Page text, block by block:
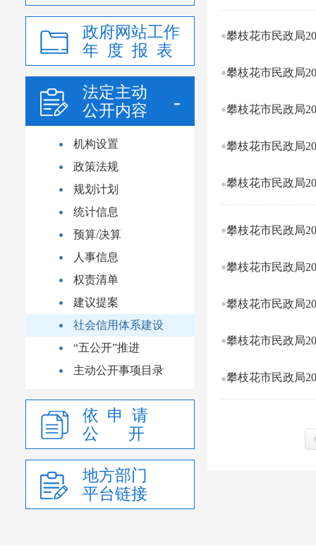
政府网站工作
年 度 报 表
法定主动
公开内容
机构设置
政策法规
规划计划
统计信息
预算/决算
人事信息
权责清单
建议提案
社会信用体系建设
“五公开”推进
主动公开事项目录
依 申 请
公 开
地方部门
平台链接
攀枝花市民政局
攀枝花市民政局
攀枝花市民政局
攀枝花市民政局
攀枝花市民政局
攀枝花市民政局
攀枝花市民政局
攀枝花市民政局
攀枝花市民政局
攀枝花市民政局